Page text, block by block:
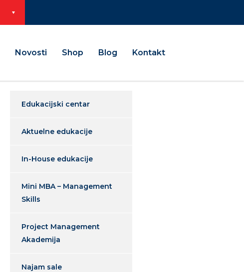
Novosti Shop Blog Kontakt
Edukacijski centar
Aktuelne edukacije
In-House edukacije
Mini MBA – Management
Skills
Project Management
Akademija
Najam sale